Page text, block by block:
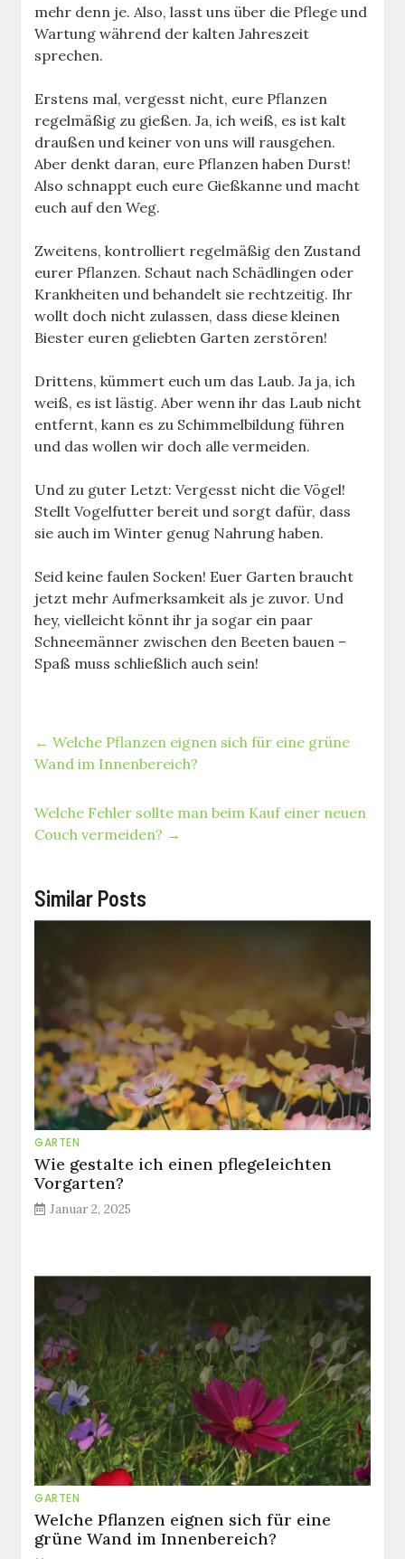
mehr denn je. Also, lasst uns über die Pflege und
Wartung während der kalten Jahreszeit
sprechen.
Erstens mal, vergesst nicht, eure Pflanzen
regelmäßig zu gießen. Ja, ich weiß, es ist kalt
draußen und keiner von uns will rausgehen.
Aber denkt daran, eure Pflanzen haben Durst!
Also schnappt euch eure Gießkanne und macht
euch auf den Weg.
Zweitens, kontrolliert regelmäßig den Zustand
eurer Pflanzen. Schaut nach Schädlingen oder
Krankheiten und behandelt sie rechtzeitig. Ihr
wollt doch nicht zulassen, dass diese kleinen
Biester euren geliebten Garten zerstören!
Drittens, kümmert euch um das Laub. Ja ja, ich
weiß, es ist lästig. Aber wenn ihr das Laub nicht
entfernt, kann es zu Schimmelbildung führen
und das wollen wir doch alle vermeiden.
Und zu guter Letzt: Vergesst nicht die Vögel!
Stellt Vogelfutter bereit und sorgt dafür, dass
sie auch im Winter genug Nahrung haben.
Seid keine faulen Socken! Euer Garten braucht
jetzt mehr Aufmerksamkeit als je zuvor. Und
hey, vielleicht könnt ihr ja sogar ein paar
Schneemänner zwischen den Beeten bauen –
Spaß muss schließlich auch sein!
← Welche Pflanzen eignen sich für eine grüne
Wand im Innenbereich?
Welche Fehler sollte man beim Kauf einer neuen
Couch vermeiden? →
Similar Posts
GARTEN
Wie gestalte ich einen pflegeleichten
Vorgarten?
Januar 2, 2025
GARTEN
Welche Pflanzen eignen sich für eine
grüne Wand im Innenbereich?